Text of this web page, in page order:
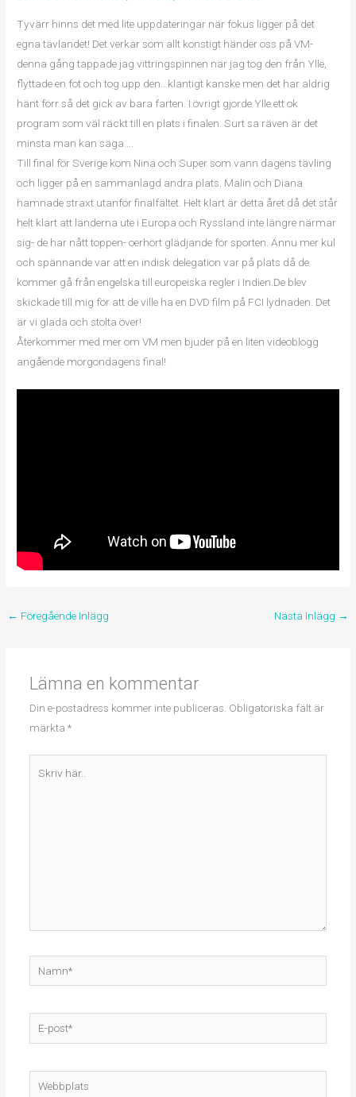
Tyvärr hinns det med lite uppdateringar när fokus ligger på det
egna tävlandet! Det verkar som allt konstigt händer oss på VM-
denna gång tappade jag vittringspinnen när jag tog den från Ylle,
flyttade en fot och tog upp den…klantigt kanske men det har aldrig
hänt förr så det gick av bara farten. I övrigt gjorde Ylle ett ok
program som väl räckt till en plats i finalen. Surt sa räven är det
minsta man kan säga….
Till final för Sverige kom Nina och Super som vann dagens tävling
och ligger på en sammanlagd andra plats. Malin och Diana
hamnade straxt utanför finalfältet. Helt klart är detta året då det står
helt klart att länderna ute i Europa och Ryssland inte längre närmar
sig- de har nått toppen- oerhört glädjande för sporten. Ännu mer kul
och spännande var att en indisk delegation var på plats då de
kommer gå från engelska till europeiska regler i Indien.De blev
skickade till mig för att de ville ha en DVD film på FCI lydnaden. Det
är vi glada och stolta över!
Återkommer med mer om VM men bjuder på en liten videoblogg
angående morgondagens final!
← Föregående Inlägg Nästa Inlägg →
Lämna en kommentar
Din e-postadress kommer inte publiceras. Obligatoriska fält är
märkta *
post*
Webbplats